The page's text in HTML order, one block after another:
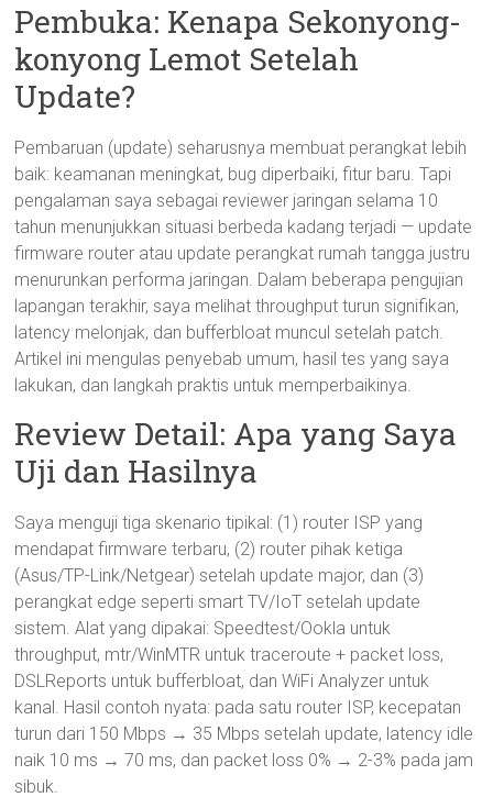
Pembuka: Kenapa Sekonyong-
konyong Lemot Setelah
Update?
Pembaruan (update) seharusnya membuat perangkat lebih
baik: keamanan meningkat, bug diperbaiki, fitur baru. Tapi
pengalaman saya sebagai reviewer jaringan selama 10
tahun menunjukkan situasi berbeda kadang terjadi — update
firmware router atau update perangkat rumah tangga justru
menurunkan performa jaringan. Dalam beberapa pengujian
lapangan terakhir, saya melihat throughput turun signifikan,
latency melonjak, dan bufferbloat muncul setelah patch.
Artikel ini mengulas penyebab umum, hasil tes yang saya
lakukan, dan langkah praktis untuk memperbaikinya.
Review Detail: Apa yang Saya
Uji dan Hasilnya
Saya menguji tiga skenario tipikal: (1) router ISP yang
mendapat firmware terbaru, (2) router pihak ketiga
(Asus/TP-Link/Netgear) setelah update major, dan (3)
perangkat edge seperti smart TV/IoT setelah update
sistem. Alat yang dipakai: Speedtest/Ookla untuk
throughput, mtr/WinMTR untuk traceroute + packet loss,
DSLReports untuk bufferbloat, dan WiFi Analyzer untuk
kanal. Hasil contoh nyata: pada satu router ISP, kecepatan
turun dari 150 Mbps → 35 Mbps setelah update, latency idle
naik 10 ms → 70 ms, dan packet loss 0% → 2-3% pada jam
sibuk.